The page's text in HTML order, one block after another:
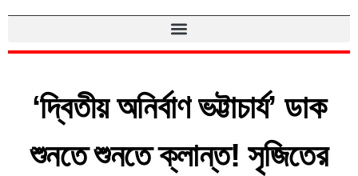
‘দ্বিতীয় অনির্বাণ ভট্টাচার্য’ ডাক
শুনতে শুনতে ক্লান্ত! সৃজিতের